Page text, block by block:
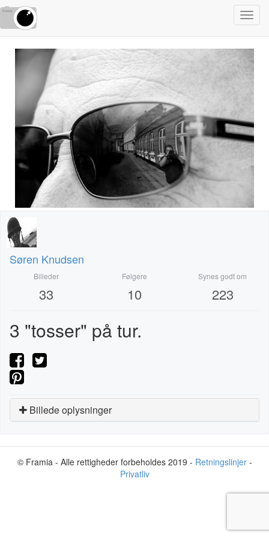
Søren Knudsen
Billeder
33
Følgere
10
Synes godt om
223
3 "tosser" på tur.
Billede oplysninger
© Framia - Alle rettigheder forbeholdes 2019 - Retningslinjer-
Privatliv